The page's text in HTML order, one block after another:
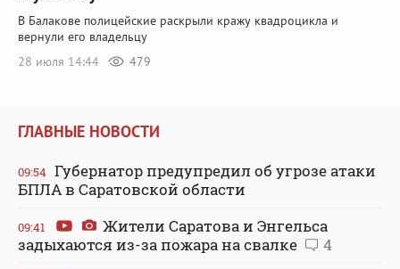
В Балакове полицейские раскрыли кражу квадроцикла и
вернули его владельцу
28 июля 14:44
479
ГЛАВНЫЕ НОВОСТИ
09:54 Губернатор предупредил об угрозе атаки
БПЛА в Саратовской области
09:41
Жители Саратова и Энгельса
задыхаются из-за пожара на свалке
4